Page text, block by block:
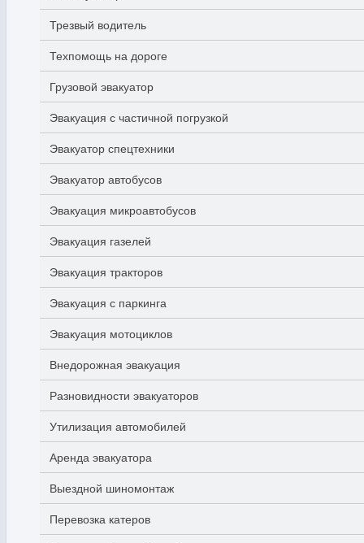
Трезвый водитель
Техпомощь на дороге
Грузовой эвакуатор
Эвакуация с частичной погрузкой
Эвакуатор спецтехники
Эвакуатор автобусов
Эвакуация микроавтобусов
Эвакуация газелей
Эвакуация тракторов
Эвакуация с паркинга
Эвакуация мотоциклов
Внедорожная эвакуация
Разновидности эвакуаторов
Утилизация автомобилей
Аренда эвакуатора
Выездной шиномонтаж
Перевозка катеров